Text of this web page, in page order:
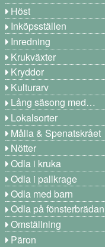
Höst
Inköpsställen
Inredning
Krukväxter
Kryddor
Kulturarv
Lång säsong med…
Lokalsorter
Målla & Spenatskrået
Nötter
Odla i kruka
Odla i pallkrage
Odla med barn
Odla på fönsterbrädan
Omställning
Päron